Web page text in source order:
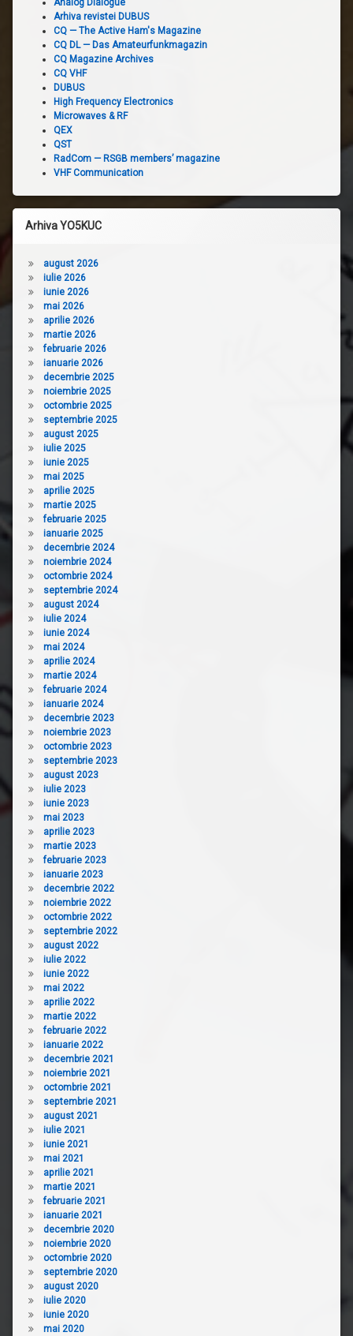
Arhiva revistei DUBUS
CQ — The Active Ham's Magazine
CQ DL — Das Amateurfunkmagazin
CQ Magazine Archives
CQ VHF
DUBUS
High Frequency Electronics
Microwaves & RF
QEX
QST
RadCom — RSGB members’ magazine
VHF Communication
Arhiva YO5KUC
august 2026
iulie 2026
iunie 2026
mai 2026
aprilie 2026
martie 2026
februarie 2026
ianuarie 2026
decembrie 2025
noiembrie 2025
octombrie 2025
septembrie 2025
august 2025
iulie 2025
iunie 2025
mai 2025
aprilie 2025
martie 2025
februarie 2025
ianuarie 2025
decembrie 2024
noiembrie 2024
octombrie 2024
septembrie 2024
august 2024
iulie 2024
iunie 2024
mai 2024
aprilie 2024
martie 2024
februarie 2024
ianuarie 2024
decembrie 2023
noiembrie 2023
octombrie 2023
septembrie 2023
august 2023
iulie 2023
iunie 2023
mai 2023
aprilie 2023
martie 2023
februarie 2023
ianuarie 2023
decembrie 2022
noiembrie 2022
octombrie 2022
septembrie 2022
august 2022
iulie 2022
iunie 2022
mai 2022
aprilie 2022
martie 2022
februarie 2022
ianuarie 2022
decembrie 2021
noiembrie 2021
octombrie 2021
septembrie 2021
august 2021
iulie 2021
iunie 2021
mai 2021
aprilie 2021
martie 2021
februarie 2021
ianuarie 2021
decembrie 2020
noiembrie 2020
octombrie 2020
septembrie 2020
august 2020
iulie 2020
iunie 2020
mai 2020